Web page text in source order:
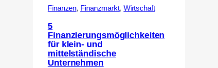
Finanzen, Finanzmarkt, Wirtschaft
5
Finanzierungsmöglichkeiten
für klein- und
mittelständische
Unternehmen